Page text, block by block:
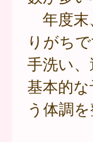
年度末
りがちで
手洗い
基本的
う体調